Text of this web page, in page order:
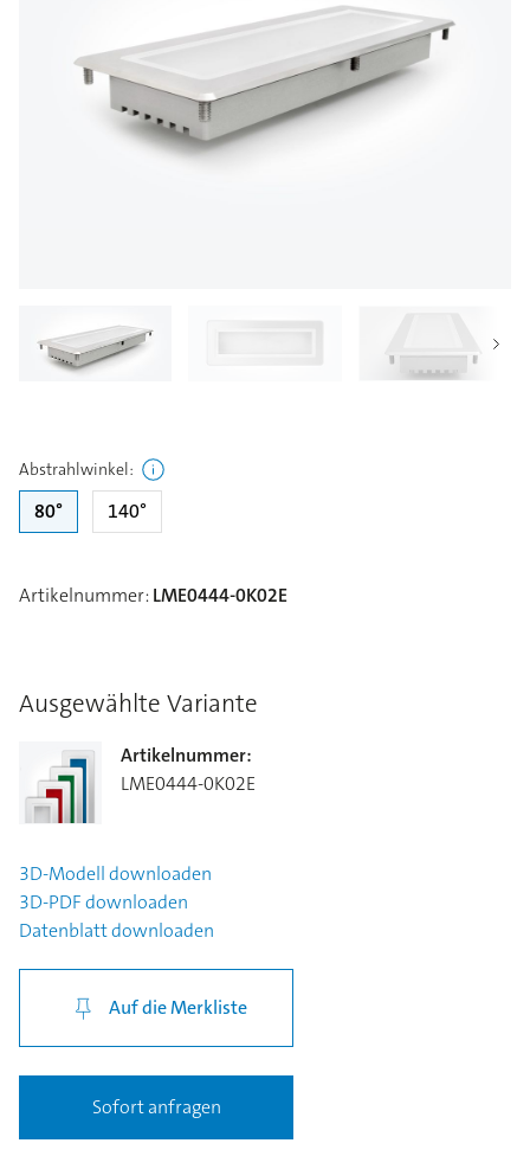
Abstrahlwinkel:
80° 140°
Artikelnummer:LME0444-0K02E
Ausgewählte Variante
Artikelnummer:
LME0444-0K02E
3D-Modelldownloaden
3D-PDFdownloaden
Datenblattdownloaden
Auf die Merkliste
Sofort anfragen